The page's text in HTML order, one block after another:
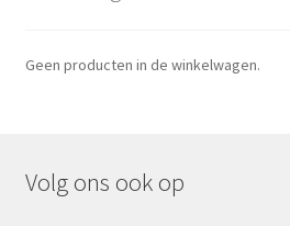
Geen producten in de winkelwagen.
Volg ons ook op